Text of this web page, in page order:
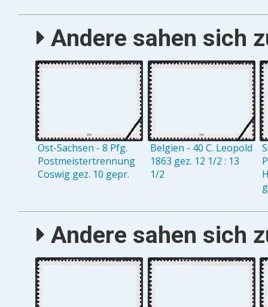
Andere sahen sich
Ost-Sachsen - 8 Pfg.
Postmeistertrennung
Coswig gez. 10 gepr.
Belgien - 40 C. Leopold
1863 gez. 12 1/2 : 13
1/2
Andere sahen sich